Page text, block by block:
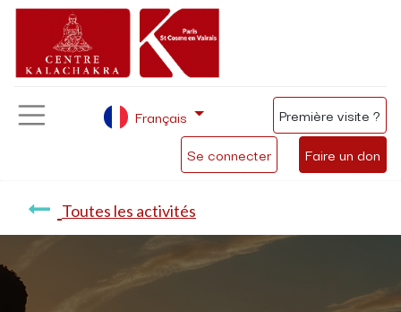
Se connecter Faire un don
Français Première visite ?
Toutes les activités